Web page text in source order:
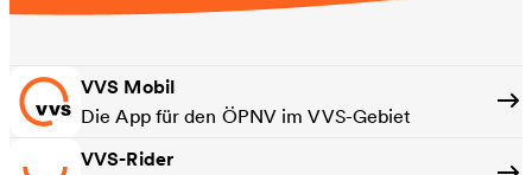
VVS Mobil
Die App für den ÖPNV im VVS-Gebiet
VVS-Rider